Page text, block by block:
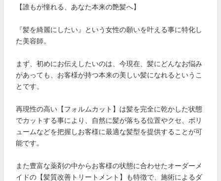
【誰もが憧れる、あなた本来の艶髪へ】
『髪を綺麗にしたい』という女性の願いを叶える事に特化し
た美容師。
まず、初めにお伝えしたいのは、今現在、髪にどんなお悩み
があっても、お客様が持つ本来の美しい髪になれるというこ
とです。
再現性の高い【フォルムカット】は髪を完全に乾かした状態
でカットする事により、自然に髪が落ちる位置やクセ、ボリ
ュームなどを把握しお客様に最適な髪型を提供することが可
能です。
また豊富な薬剤の中からお客様の状態に合わせたオーダーメ
イドの【髪質改善トリートメント】も特徴で、施術によるダ